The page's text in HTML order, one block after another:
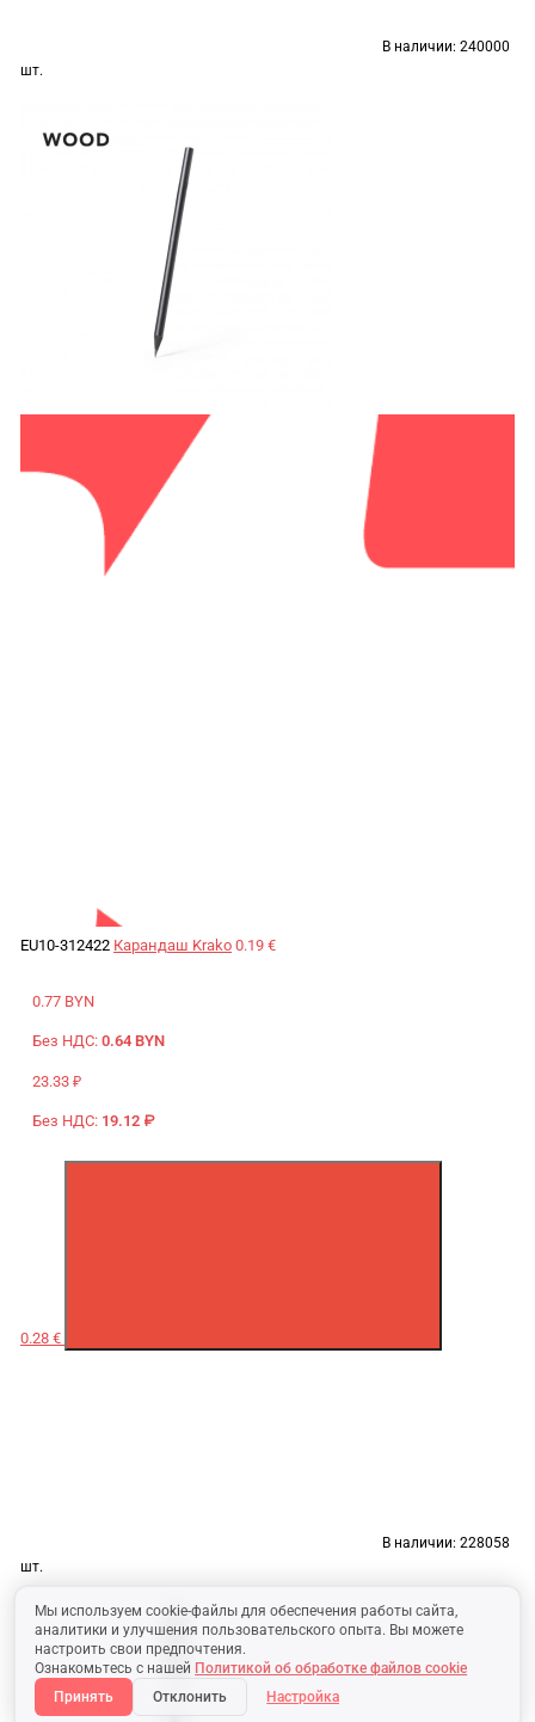
Мы используем cookie-файлы для обеспечения работы сайта,
аналитики и улучшения пользовательского опыта. Вы можете
настроить свои предпочтения.
Ознакомьтесь с нашей Политикой об обработке файлов cookie
Принять
Отклонить Настройка
В наличии: 240000
шт.
EU10-312422 Карандаш Krako 0.19 €
0.77 BYN
Без НДС: 0.64 BYN
23.33 ₽
Без НДС: 19.12 ₽
0.28 €
В наличии: 228058
шт.